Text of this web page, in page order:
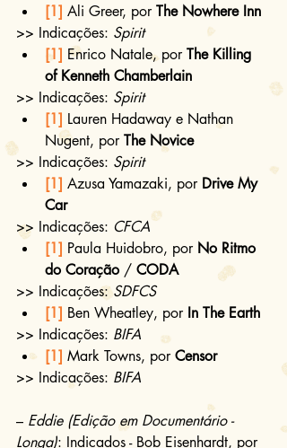
[1] Ali Greer, por The Nowhere Inn
>> Indicações: Spirit
[1] Enrico Natale, por The Killing
of Kenneth Chamberlain
>> Indicações: Spirit
[1] Lauren Hadaway e Nathan
Nugent, por The Novice
>> Indicações: Spirit
[1] Azusa Yamazaki, por Drive My
Car
>> Indicações: CFCA
[1] Paula Huidobro, por No Ritmo
do Coração / CODA
>> Indicações: SDFCS
[1] Ben Wheatley, por In The Earth
>> Indicações: BIFA
[1] Mark Towns, por Censor
>> Indicações: BIFA
– Eddie (Edição em Documentário -
Longa): Indicados - Bob Eisenhardt, por